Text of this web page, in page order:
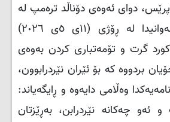
دوای ئەوەی دۆناڵد تره‌مپ لە
کۆنگرەیەکی ڕۆژنامەوانیدا لە ڕۆژی (١١ی ٥ی ٢٠٢٦)
گرت و تۆمەتباری کردن بەوەی
بردووە کە بۆ ئێران نێردرابوون،
وەڵامی دایەوە و ڕایگەیاند:
چەکانە نێردرابن، بەڕێزتان